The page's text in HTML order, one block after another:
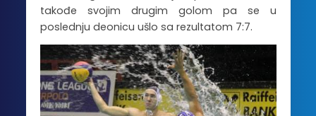
takođe svojim drugim golom pa se u
poslednju deonicu ušlo sa rezultatom 7:7.